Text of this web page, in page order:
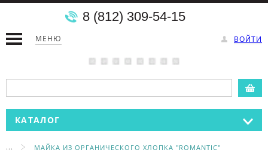
МЕНЮ ВОЙТИ
8 (812) 309-54-15
КАТАЛОГ
... МАЙКА ИЗ ОРГАНИЧЕСКОГО ХЛОПКА "ROMANTIC"